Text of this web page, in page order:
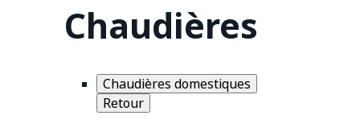
Chaudières
Chaudières domestiques
Retour